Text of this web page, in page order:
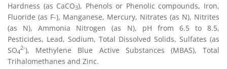
Hardness (as CaCO3), Phenols or Phenolic compounds, Iron,
Fluoride (as F-), Manganese, Mercury, Nitrates (as N), Nitrites
(as N), Ammonia Nitrogen (as N), pH from 6.5 to 8.5,
Pesticides, Lead, Sodium, Total Dissolved Solids, Sulfates (as
SO4
2-), Methylene Blue Active Substances (MBAS), Total
Trihalomethanes and Zinc.